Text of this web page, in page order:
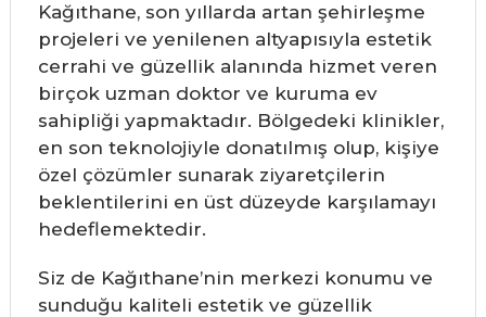
Kağıthane, son yıllarda artan şehirleşme
projeleri ve yenilenen altyapısıyla estetik
cerrahi ve güzellik alanında hizmet veren
birçok uzman doktor ve kuruma ev
sahipliği yapmaktadır. Bölgedeki klinikler,
en son teknolojiyle donatılmış olup, kişiye
özel çözümler sunarak ziyaretçilerin
beklentilerini en üst düzeyde karşılamayı
hedeflemektedir.
Siz de Kağıthane’nin merkezi konumu ve
sunduğu kaliteli estetik ve güzellik